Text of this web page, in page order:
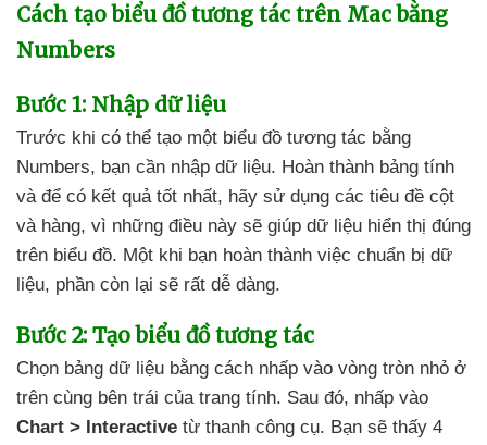
Cách tạo biểu đồ tương tác trên Mac bằng
Numbers
Bước 1: Nhập dữ liệu
Trước khi có thể tạo một biểu đồ tương tác bằng
Numbers, bạn cần nhập dữ liệu. Hoàn thành bảng tính
và để có kết quả tốt nhất, hãy sử dụng các tiêu đề cột
và hàng, vì những điều này sẽ giúp dữ liệu hiển thị đúng
trên biểu đồ. Một khi bạn hoàn thành việc chuẩn bị dữ
liệu, phần còn lại sẽ rất dễ dàng.
Bước 2: Tạo biểu đồ tương tác
Chọn bảng dữ liệu bằng cách nhấp vào vòng tròn nhỏ ở
trên cùng bên trái của trang tính. Sau đó, nhấp vào
Chart > Interactive từ thanh công cụ. Bạn sẽ thấy 4